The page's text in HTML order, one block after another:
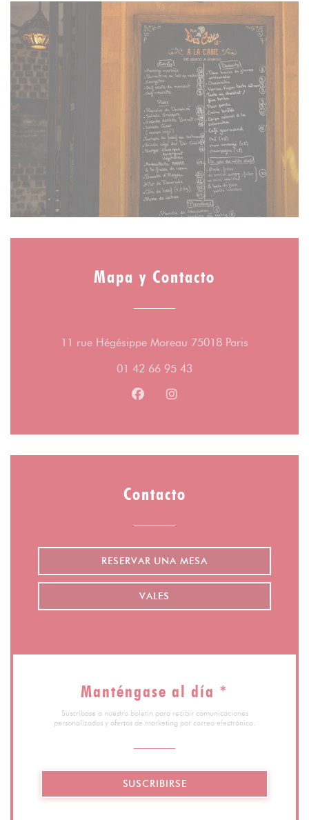
Mapa y Contacto
11 rue Hégésippe Moreau 75018 Paris
01 42 66 95 43
Facebook ((abre en una nueva
Instagram ((abre en una
Contacto
RESERVAR UNA MESA
VALES
Manténgase al día *
Suscríbase a nuestro boletín para recibir comunicaciones
personalizadas y ofertas de marketing por correo electrónico.
SUSCRIBIRSE